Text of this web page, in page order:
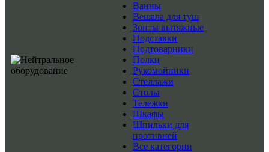
Ванны
Вешала для туш
Зонты вытяжные
Подставки
Подтоварники
Полки
Рукомойники
Стеллажи
Столы
Тележки
Шкафы
Шпильки для
противней
Все категории